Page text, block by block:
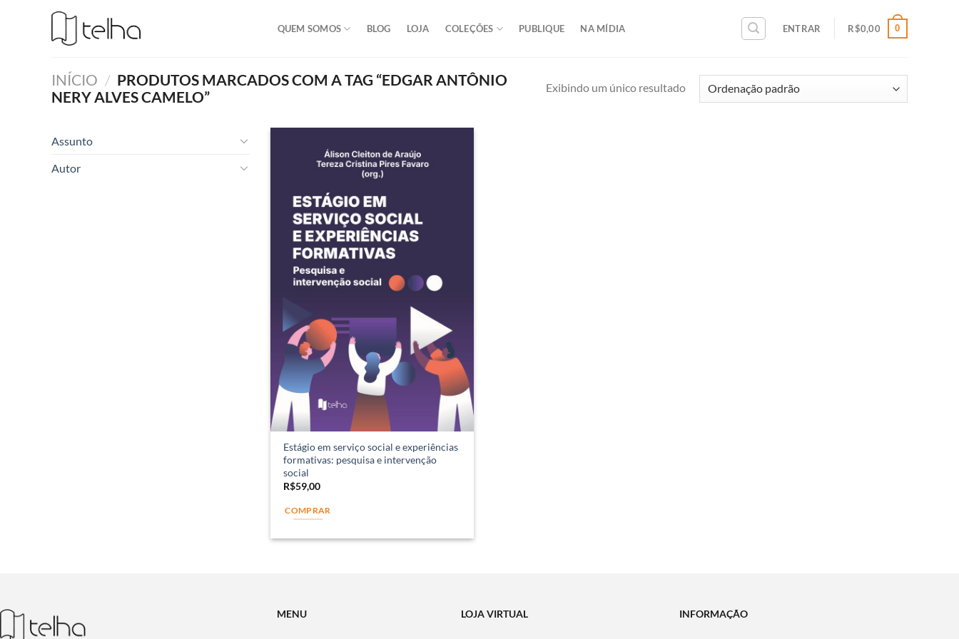
QUEM SOMOS BLOG LOJA COLEÇÕES PUBLIQUE NA MÍDIA ENTRAR R$0,00 0
INÍCIO / PRODUTOS MARCADOS COM A TAG “EDGAR ANTÔNIO
NERY ALVES CAMELO”
Exibindo um único resultado
Assunto
Autor
Estágio em serviço social e experiências
formativas: pesquisa e intervenção
social
R$59,00
COMPRAR
MENU LOJA VIRTUAL INFORMAÇÃO